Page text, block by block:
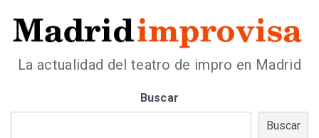
La actualidad del teatro de impro en Madrid
Buscar
Buscar